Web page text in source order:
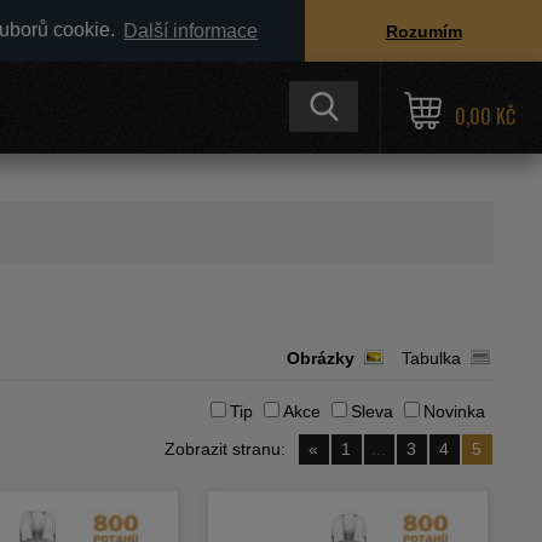
cookie. Další informace Rozumím
0,00 KČ
Obrázky Tabulka
Tip Akce Sleva
Novinka
Zobrazit stranu: « 1 3 4 5